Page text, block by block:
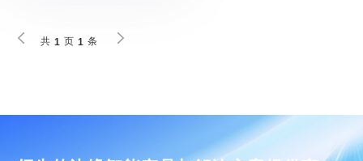
共 1 页 1 条